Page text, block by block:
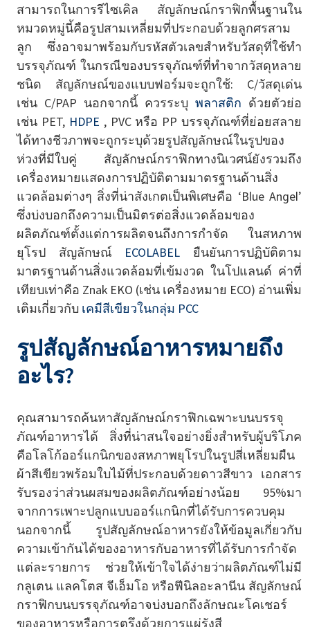
สามารถในการรีไซเคิล สัญลักษณ์กราฟิกพื้นฐานใน
หมวดหมู่นี้คือรูปสามเหลี่ยมที่ประกอบด้วยลูกศรสาม
ลูก ซึ่งอาจมาพร้อมกับรหัสตัวเลขสำหรับวัสดุที่ใช้ทำ
บรรจุภัณฑ์ ในกรณีของบรรจุภัณฑ์ที่ทำจากวัสดุหลาย
ชนิด สัญลักษณ์ของแบบฟอร์มจะถูกใช้: C/วัสดุเด่น
เช่น C/PAP นอกจากนี้ ควรระบุพลาสติก ด้วยตัวย่อ
เช่น PET, HDPE , PVC หรือ PP บรรจุภัณฑ์ที่ย่อยสลาย
ได้ทางชีวภาพจะถูกระบุด้วยรูปสัญลักษณ์ในรูปของ
ห่วงที่มีใบคู่ สัญลักษณ์กราฟิกทางนิเวศน์ยังรวมถึง
เครื่องหมายแสดงการปฏิบัติตามมาตรฐานด้านสิ่ง
แวดล้อมต่างๆ สิ่งที่น่าสังเกตเป็นพิเศษคือ ‘Blue Angel’
ซึ่งบ่งบอกถึงความเป็นมิตรต่อสิ่งแวดล้อมของ
ผลิตภัณฑ์ตั้งแต่การผลิตจนถึงการกำจัด ในสหภาพ
ยุโรป สัญลักษณ์ ECOLABEL ยืนยันการปฏิบัติตาม
มาตรฐานด้านสิ่งแวดล้อมที่เข้มงวด ในโปแลนด์ ค่าที่
เทียบเท่าคือ Znak EKO (เช่น เครื่องหมาย ECO) อ่านเพิ่ม
เติมเกี่ยวกับ เคมีสีเขียวในกลุ่ม PCC
รูปสัญลักษณ์อาหารหมายถึง
อะไร?
คุณสามารถค้นหาสัญลักษณ์กราฟิกเฉพาะบนบรรจุ
ภัณฑ์อาหารได้ สิ่งที่น่าสนใจอย่างยิ่งสำหรับผู้บริโภค
คือโลโก้ออร์แกนิกของสหภาพยุโรปในรูปสี่เหลี่ยมผืน
ผ้าสีเขียวพร้อมใบไม้ที่ประกอบด้วยดาวสีขาว เอกสาร
รับรองว่าส่วนผสมของผลิตภัณฑ์อย่างน้อย 95%มา
จากการเพาะปลูกแบบออร์แกนิกที่ได้รับการควบคุม
นอกจากนี้ รูปสัญลักษณ์อาหารยังให้ข้อมูลเกี่ยวกับ
ความเข้ากันได้ของอาหารกับอาหารที่ได้รับการกำจัด
แต่ละรายการ ช่วยให้เข้าใจได้ง่ายว่าผลิตภัณฑ์ไม่มี
กลูเตน แลคโตส จีเอ็มโอ หรือฟีนิลอะลานีน สัญลักษณ์
กราฟิกบนบรรจุภัณฑ์อาจบ่งบอกถึงลักษณะโคเชอร์
ของอาหารหรือการตรึงด้วยการแผ่รังสี